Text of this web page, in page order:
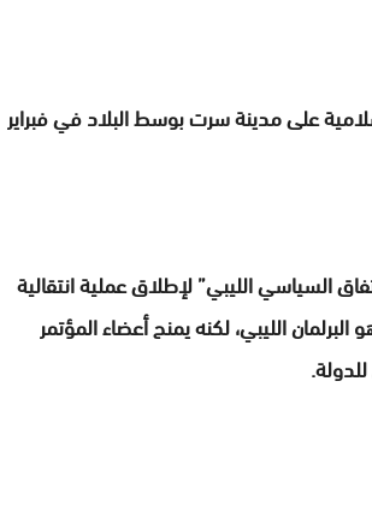
على مدينة سرت بوسط البلاد في فبراير
السياسي الليبي” لإطلاق عملية انتقالية
الليبي، لكنه يمنح أعضاء المؤتمر